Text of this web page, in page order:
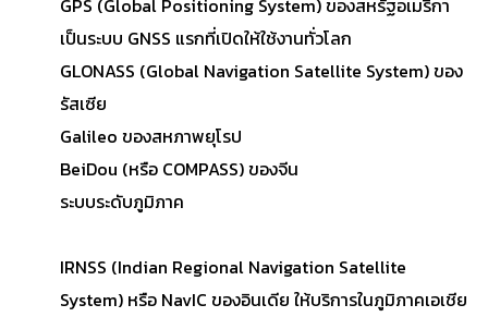
เป็นระบบ GNSS แรกที่เปิดให้ใช้งานทั่วโลก
GLONASS (Global Navigation Satellite System) ของ
รัสเซีย
Galileo ของสหภาพยุโรป
BeiDou (หรือ COMPASS) ของจีน
ระบบระดับภูมิภาค
IRNSS (Indian Regional Navigation Satellite
System) หรือ NavIC ของอินเดีย ให้บริการในภูมิภาคเอเชีย